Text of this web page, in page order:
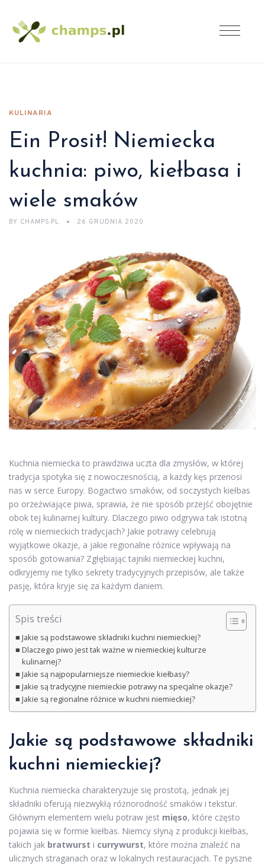
KULINARIA
Ein Prosit! Niemiecka
kuchnia: piwo, kiełbasa i
wiele smaków
BY CHAMPS.PL 26 GRUDNIA 2020
Kuchnia niemiecka to prawdziwa uczta dla zmysłów, w której
tradycja spotyka się z nowoczesnością, a każdy kęs przenosi
nas w serce Europy. Bogactwo smaków, od soczystych kiełbas
po orzeźwiające piwa, sprawia, że nie sposób przejść obojętnie
obok tej kulinarnej kultury. Dlaczego piwo odgrywa tak istotną
rolę w niemieckich tradycjach? Jakie potrawy celebrują
wyjątkowe okazje, a jakie regionalne różnice wpływają na
sposób gotowania? Zgłębiając tajniki niemieckiej kuchni,
odkryjemy nie tylko sekrety tradycyjnych przepisów, ale także
pasję, która kryje się za każdym daniem.
Spis treści
Jakie są podstawowe składniki kuchni niemieckiej?
Dlaczego piwo jest tak ważne w niemieckiej kulturze
kulinarnej?
Jakie są najpopularniejsze niemieckie kiełbasy?
Jakie są tradycyjne niemieckie potrawy na specjalne okazje?
Jakie są regionalne różnice w kuchni niemieckiej?
Jakie są podstawowe składniki
kuchni niemieckiej?
Kuchnia niemiecka charakteryzuje się prostotą, jednak jej
składniki oferują niezwykłą różnorodność smaków i tekstur.
Głównym elementem wielu potraw jest mięso, które często
pojawia się w formie kiełbas. Niemcy słyną z produkcji kiełbas,
takich jak bratwurst i currywurst, które można znaleźć na
ulicznych straganach oraz w lokalnych restauracjach. Te pyszne